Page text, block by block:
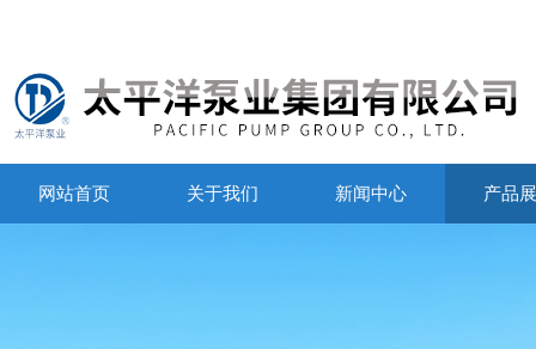
网站首页 关于我们 新闻中心 产品